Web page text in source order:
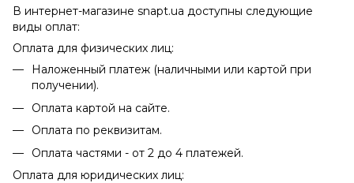
В интернет-магазине snapt.ua доступны следующие
виды оплат:
Оплата для физических лиц:
Наложенный платеж (наличными или картой при
получении).
Оплата картой на сайте.
Оплата по реквизитам.
Оплата частями - от 2 до 4 платежей.
Оплата для юридических лиц: